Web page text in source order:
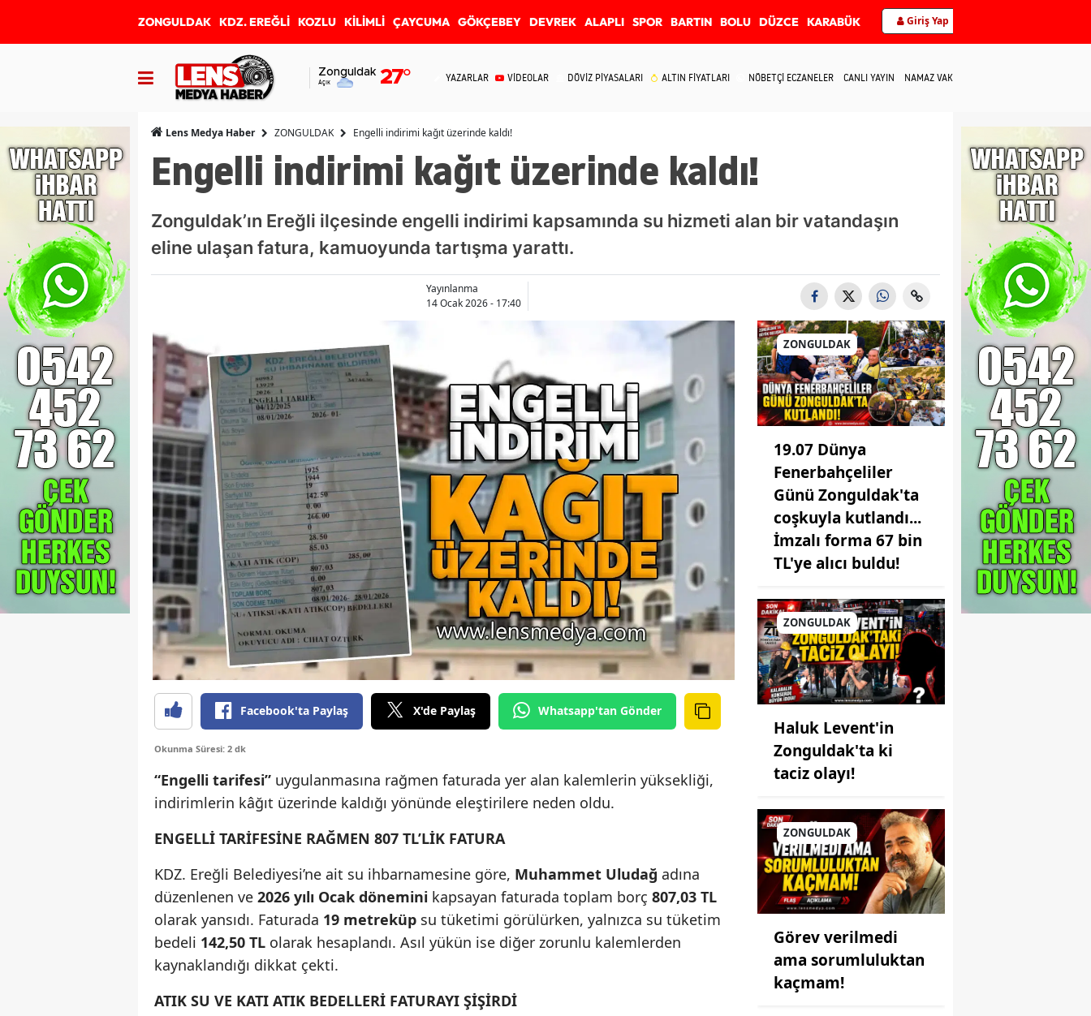
ZONGULDAK KDZ. EREĞLİ KOZLU KİLİMLİ ÇAYCUMA GÖKÇEBEY DEVREK ALAPLI SPOR BARTIN BOLU DÜZCE KARABÜK Giriş Yap
Zonguldak
Açık 27° YAZARLAR VİDEOLAR DÖVİZ PİYASALARI ALTIN FİYATLARI NÖBETÇİ ECZANELER CANLI YAYIN NAMAZ VAKİTLERİ
Lens Medya Haber ZONGULDAK Engelli indirimi kağıt üzerinde kaldı!
Engelli indirimi kağıt üzerinde kaldı!
Zonguldak’ın Ereğli ilçesinde engelli indirimi kapsamında su hizmeti alan bir vatandaşın
eline ulaşan fatura, kamuoyunda tartışma yarattı.
Yayınlanma
14 Ocak 2026 - 17:40
Facebook'ta Paylaş X'de Paylaş Whatsapp'tan Gönder
Okunma Süresi: 2 dk
“Engelli tarifesi” uygulanmasına rağmen faturada yer alan kalemlerin yüksekliği,
indirimlerin kâğıt üzerinde kaldığı yönünde eleştirilere neden oldu.
ENGELLİ TARİFESİNE RAĞMEN 807 TL’LİK FATURA
KDZ. Ereğli Belediyesi’ne ait su ihbarnamesine göre, Muhammet Uludağ adına
düzenlenen ve 2026 yılı Ocak dönemini kapsayan faturada toplam borç 807,03 TL
olarak yansıdı. Faturada 19 metreküp su tüketimi görülürken, yalnızca su tüketim
bedeli 142,50 TL olarak hesaplandı. Asıl yükün ise diğer zorunlu kalemlerden
kaynaklandığı dikkat çekti.
ATIK SU VE KATI ATIK BEDELLERİ FATURAYI ŞİŞİRDİ
ZONGULDAK
19.07 Dünya
Fenerbahçeliler
Günü Zonguldak'ta
coşkuyla kutlandı...
İmzalı forma 67 bin
TL'ye alıcı buldu!
ZONGULDAK
Haluk Levent'in
Zonguldak'ta ki
taciz olayı!
ZONGULDAK
Görev verilmedi
ama sorumluluktan
kaçmam!